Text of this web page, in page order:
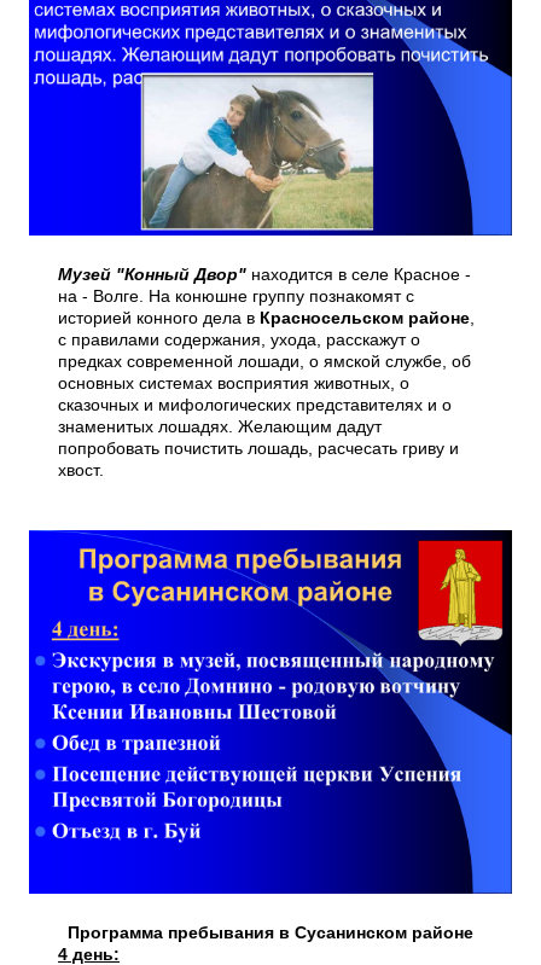
Музей "Конный Двор" находится в селе Красное -
на - Волге. На конюшне группу познакомят с
историей конного дела в Красносельском районе
с правилами содержания, ухода, расскажут о
предках современной лошади, о ямской службе, об
основных системах восприятия животных, о
сказочных и мифологических представителях и о
знаменитых лошадях. Желающим дадут
попробовать почистить лошадь, расчесать гриву и
хвост.
Программа пребывания в Сусанинском районе
4 день: